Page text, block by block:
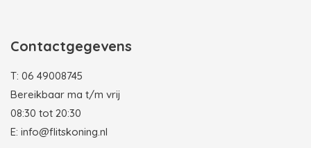
Contactgegevens
T: 06 49008745
Bereikbaar ma t/m vrij
08:30 tot 20:30
E: info@flitskoning.nl